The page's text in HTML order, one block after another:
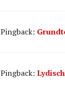
Pingback:
Pingback: